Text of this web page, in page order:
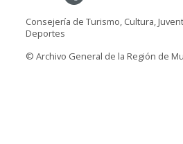
Consejería de Turismo, Cultura,
Deportes
© Archivo General de la Región de